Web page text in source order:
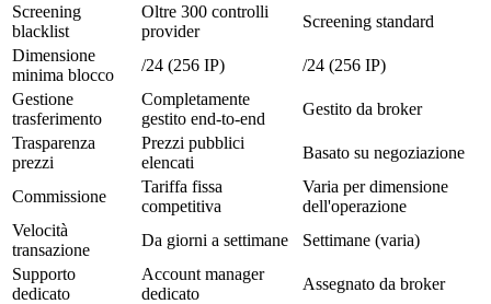
Screening
blacklist
Oltre 300 controlli
provider
Screening standard
Dimensione
minima blocco
/24 (256 IP)
/24 (256 IP)
Gestione
trasferimento
Completamente
gestito end-to-end
Gestito da broker
Trasparenza
prezzi
Prezzi pubblici
elencati
Basato su negoziazione
Commissione
Tariffa fissa
competitiva
Varia per dimensione
dell'operazione
Velocità
transazione
Da giorni a settimane
Settimane (varia)
Supporto
dedicato
Account manager
dedicato
Assegnato da broker